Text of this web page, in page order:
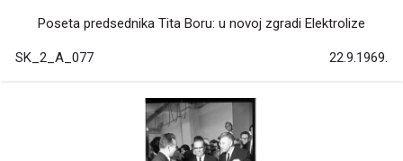
Poseta predsednika Tita Boru: u novoj zgradi Elektrolize
SK_2_A_077 22.9.1969.